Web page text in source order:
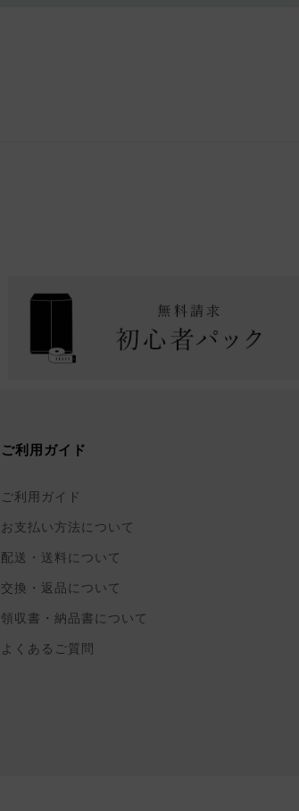
ご利用ガイド
ご利用ガイド
お支払い方法について
配送・送料について
交換・返品について
領収書・納品書について
よくあるご質問